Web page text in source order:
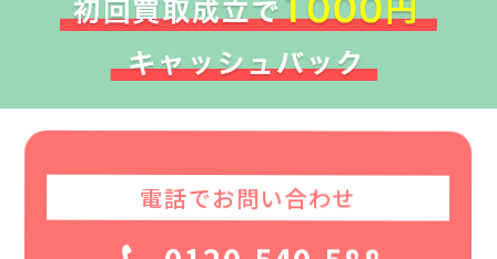
電話でお問い合わせ